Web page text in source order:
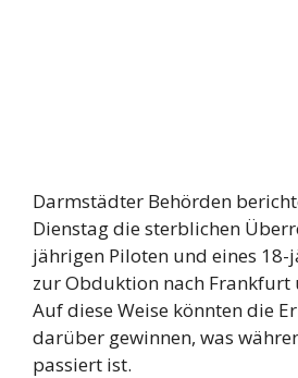
Darmstädter Behörden
Dienstag die sterblichen
jährigen Piloten und eines 18-
zur Obduktion nach
Auf diese Weise könnten die
darüber gewinnen, was
passiert ist.